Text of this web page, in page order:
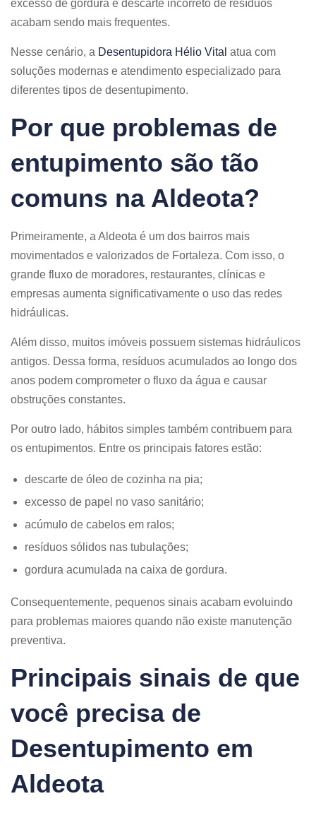
excesso de gordura e descarte incorreto de resíduos
acabam sendo mais frequentes.
Nesse cenário, a Desentupidora Hélio Vital atua com
soluções modernas e atendimento especializado para
diferentes tipos de desentupimento.
Por que problemas de
entupimento são tão
comuns na Aldeota?
Primeiramente, a Aldeota é um dos bairros mais
movimentados e valorizados de Fortaleza. Com isso, o
grande fluxo de moradores, restaurantes, clínicas e
empresas aumenta significativamente o uso das redes
hidráulicas.
Além disso, muitos imóveis possuem sistemas hidráulicos
antigos. Dessa forma, resíduos acumulados ao longo dos
anos podem comprometer o fluxo da água e causar
obstruções constantes.
Por outro lado, hábitos simples também contribuem para
os entupimentos. Entre os principais fatores estão:
descarte de óleo de cozinha na pia;
excesso de papel no vaso sanitário;
acúmulo de cabelos em ralos;
resíduos sólidos nas tubulações;
gordura acumulada na caixa de gordura.
Consequentemente, pequenos sinais acabam evoluindo
para problemas maiores quando não existe manutenção
preventiva.
Principais sinais de que
você precisa de
Desentupimento em
Aldeota